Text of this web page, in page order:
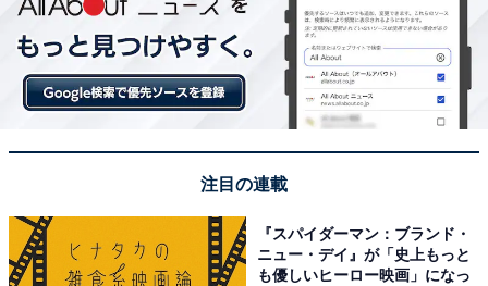
注目の連載
『スパイダーマン：ブランド・
ニュー・デイ』が「史上もっと
も優しいヒーロー映画」になっ